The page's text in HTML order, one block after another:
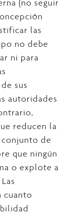
(no seguir
las
no debe
ni para
sus
autoridades
reducen la
de
que ningún
o explote a
cuanto